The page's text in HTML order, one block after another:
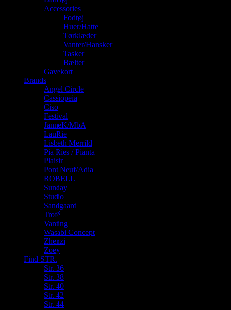
Accessories
Fodtøj
Huer/Hatte
Tørklæder
Vanter/Hansker
Tasker
Bælter
Gavekort
Brands
Angel Circle
Cassiopeia
Ciso
Festival
JanneK/MbA
LauRie
Lisbeth Merrild
Pia Ries / Pianta
Plaisir
Pont Neuf/Adia
ROBELL
Sunday
Studio
Sandgaard
Trofé
Vanting
Wasabi Concept
Zhenzi
Zoey
Find STR.
Str. 36
Str. 38
Str. 40
Str. 42
Str. 44